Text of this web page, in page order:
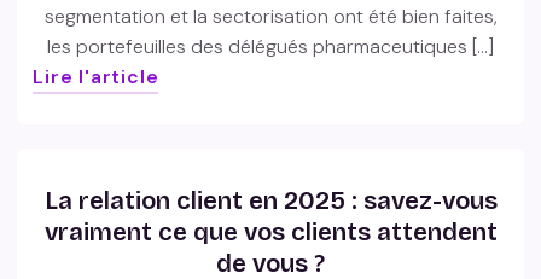
segmentation et la sectorisation ont été bien faites,
les portefeuilles des délégués pharmaceutiques […]
Lire l'article
La relation client en 2025 : savez-vous
vraiment ce que vos clients attendent
de vous ?